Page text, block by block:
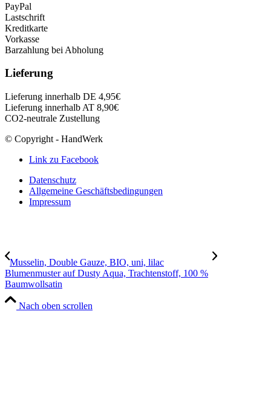
PayPal
Lastschrift
Kreditkarte
Vorkasse
Barzahlung bei Abholung
Lieferung
Lieferung innerhalb DE 4,95€
Lieferung innerhalb AT 8,90€
CO2-neutrale Zustellung
© Copyright - HandWerk
Link zu Facebook
Datenschutz
Allgemeine Geschäftsbedingungen
Impressum
Musselin, Double Gauze, BIO, uni, lilac
Blumenmuster auf Dusty Aqua, Trachtenstoff, 100 %
Baumwollsatin
Nach oben scrollen